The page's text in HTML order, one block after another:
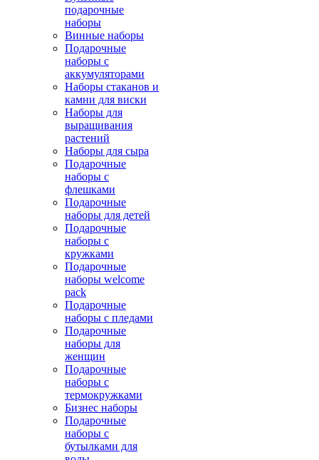
подарочные
наборы
Винные наборы
Подарочные
наборы с
аккумуляторами
Наборы стаканов и
камни для виски
Наборы для
выращивания
растений
Наборы для сыра
Подарочные
наборы с
флешками
Подарочные
наборы для детей
Подарочные
наборы с
кружками
Подарочные
наборы welcome
pack
Подарочные
наборы с пледами
Подарочные
наборы для
женщин
Подарочные
наборы с
термокружками
Бизнес наборы
Подарочные
наборы с
бутылками для